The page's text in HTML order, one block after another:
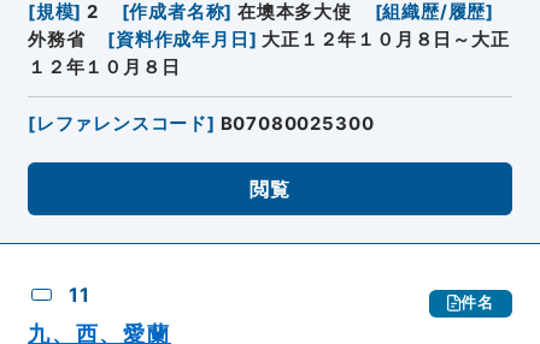
[規模] 2 [作成者名称] 在墺本多大使 [組織歴/履歴]
外務省
[資料作成年月日 ] 大正１２年１０月８日～大正
１２年１０月８日
[レファレンスコード] B07080025300
閲覧
11 件名
九、西、愛蘭